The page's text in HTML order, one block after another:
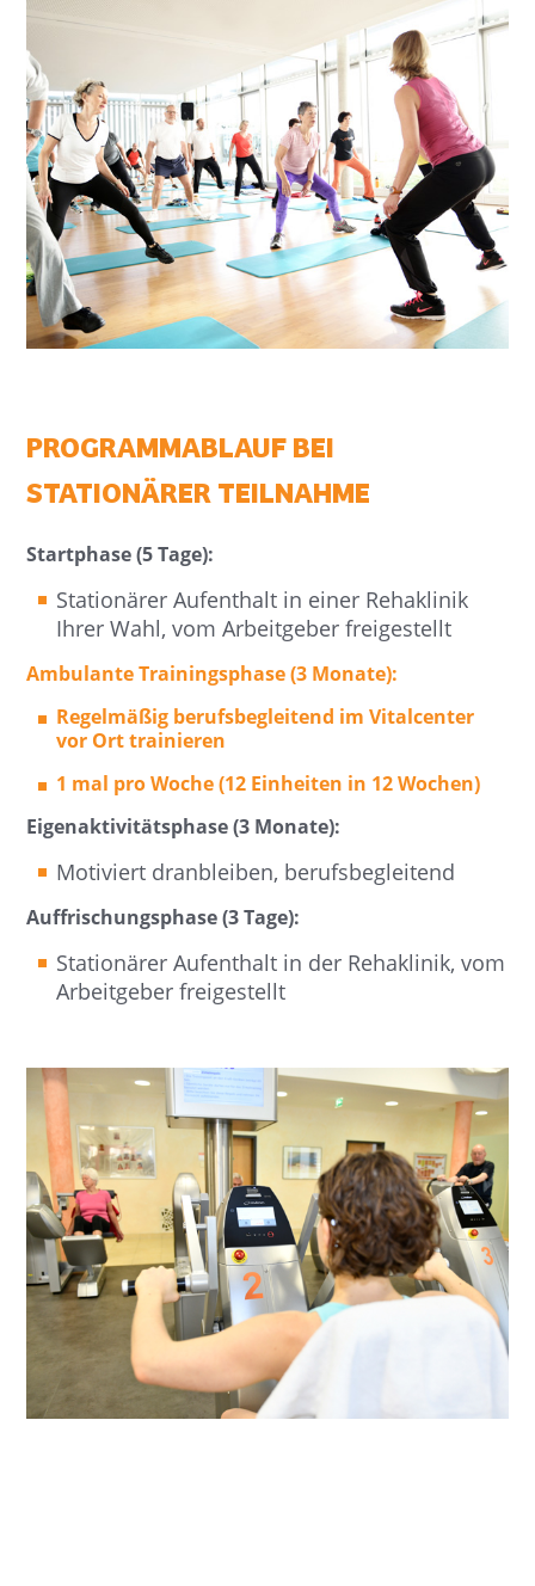
PROGRAMMABLAUF BEI
STATIONÄRER TEILNAHME
Startphase (5 Tage):
Stationärer Aufenthalt in einer Rehaklinik
Ihrer Wahl, vom Arbeitgeber freigestellt
Ambulante Trainingsphase (3 Monate):
Regelmäßig berufsbegleitend im Vitalcenter
vor Ort trainieren
1 mal pro Woche (12 Einheiten in 12 Wochen)
Eigenaktivitätsphase (3 Monate):
Motiviert dranbleiben, berufsbegleitend
Auffrischungsphase (3 Tage):
Stationärer Aufenthalt in der Rehaklinik, vom
Arbeitgeber freigestellt